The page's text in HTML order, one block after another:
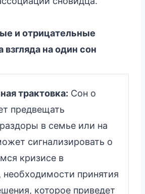
и отрицательные
взгляда на один сон
трактовка: Сон о
предвещать
в семье или на
сигнализировать о
кризисе в
необходимости принятия
которое приведет